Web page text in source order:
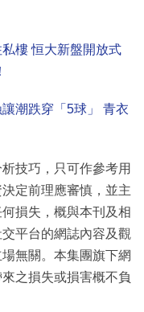
樓 恒大新盤開放式
潮跌穿「5球」 青衣
技巧，只可作參考用
定前理應審慎，並主
損失，概與本刊及相
平台的網誌內容及觀
無關。本集團旗下網
之損失或損害概不負